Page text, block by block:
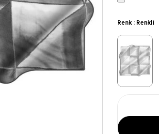
Renk : Renkli